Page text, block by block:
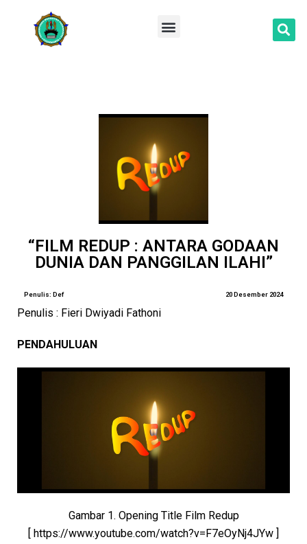
Lompat
“FILM REDUP : ANTARA GODAAN
DUNIA DAN PANGGILAN ILAHI”
Penulis: Def 20 Desember 2024
Penulis : Fieri Dwiyadi Fathoni
PENDAHULUAN
Gambar 1. Opening Title Film Redup
[ https://www.youtube.com/watch?v=F7eOyNj4JYw ]